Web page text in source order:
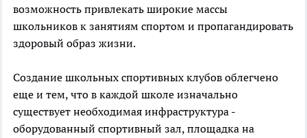
возможность привлекать широкие массы
школьников к занятиям спортом и пропагандировать
здоровый образ жизни.
Создание школьных спортивных клубов облегчено
еще и тем, что в каждой школе изначально
существует необходимая инфраструктура -
оборудованный спортивный зал, площадка на